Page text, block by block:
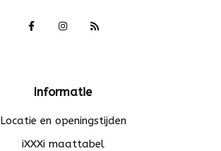
Informatie
Locatie en openingstijden
iXXXi maattabel